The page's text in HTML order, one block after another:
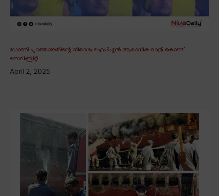
ധോണി പുറത്തായതിന്റെ നിരാശ; ഐപിഎൽ ആരാധിക രാത്രി കൊണ്ട്
സെലിബ്രിറ്റി
April 2, 2025